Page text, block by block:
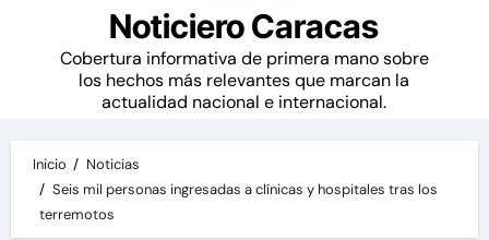
Noticiero Caracas
Cobertura informativa de primera mano sobre
los hechos más relevantes que marcan la
actualidad nacional e internacional.
Inicio
Noticias
Seis mil personas ingresadas a clínicas y hospitales tras los
terremotos